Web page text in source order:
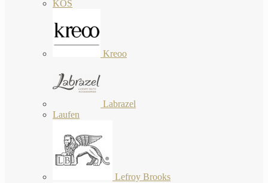
KOS
Kreoo
Labrazel
Laufen
Lefroy Brooks